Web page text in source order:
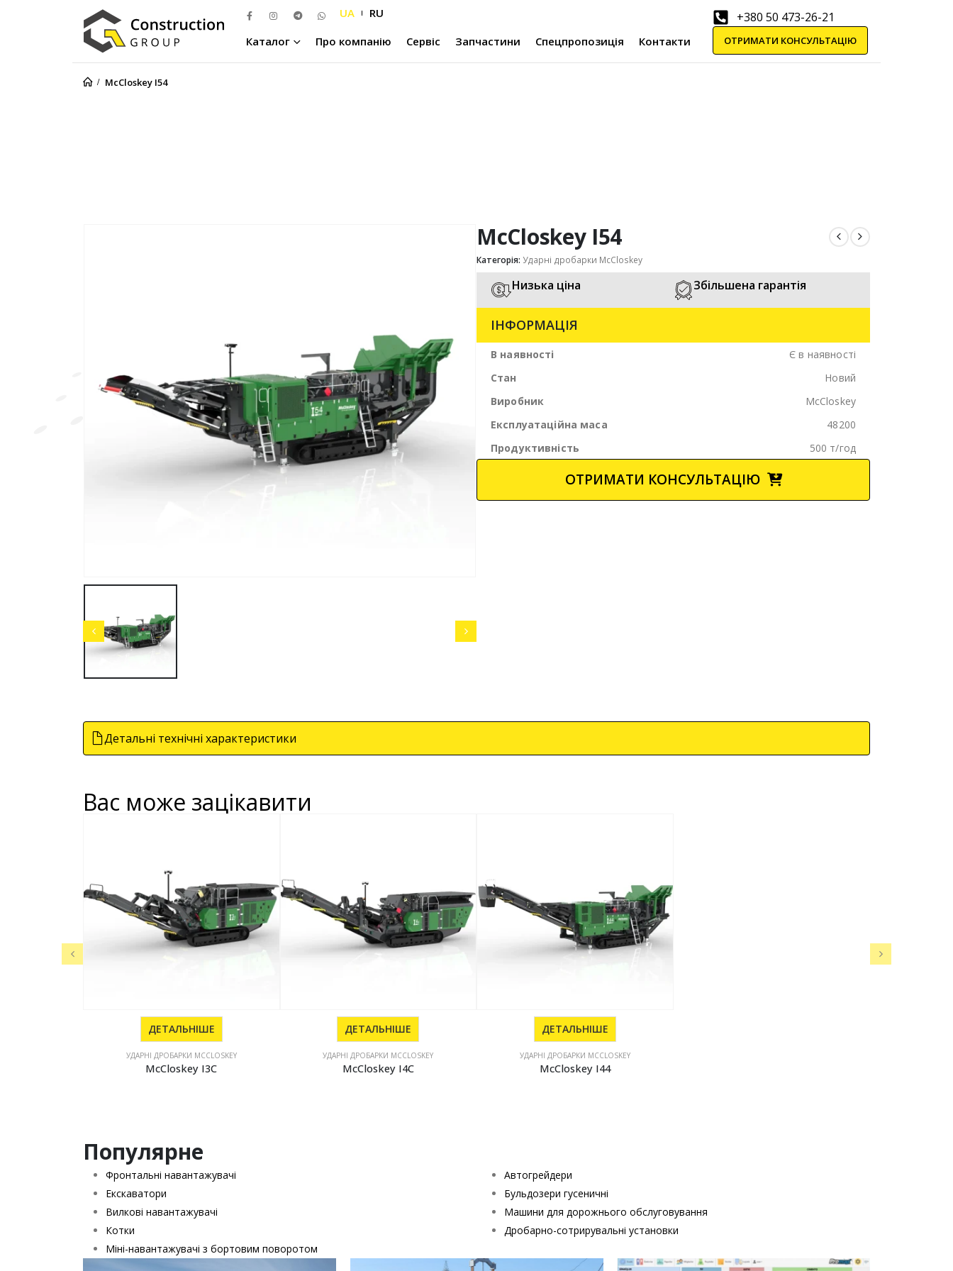
UA RU
Каталог Про компанію Сервіс Запчастини Спецпропозиція Контакти
+380 50 473-26-21
ОТРИМАТИ КОНСУЛЬТАЦІЮ
McCloskey I54
McCloskey I54
Категорія: Ударні дробарки McCloskey
Низька ціна Збільшена гарантія
ІНФОРМАЦІЯ
В наявності
Є в наявності
Стан
Новий
Виробник
McCloskey
Експлуатаційна маса
48200
Продуктивність
500 т/год
ОТРИМАТИ КОНСУЛЬТАЦІЮ
Детальні технічні характеристики
Вас може зацікавити
ДЕТАЛЬНІШЕ
УДАРНІ ДРОБАРКИ MCCLOSKEY
McCloskey I3C
ДЕТАЛЬНІШЕ
УДАРНІ ДРОБАРКИ MCCLOSKEY
McCloskey I4C
ДЕТАЛЬНІШЕ
УДАРНІ ДРОБАРКИ MCCLOSKEY
McCloskey I44
Популярне
Фронтальні навантажувачі
Екскаватори
Вилкові навантажувачі
Котки
Міні-навантажувачі з бортовим поворотом
Автогрейдери
Бульдозери гусеничні
Машини для дорожнього обслуговування
Дробарно-сотрирувальні установки